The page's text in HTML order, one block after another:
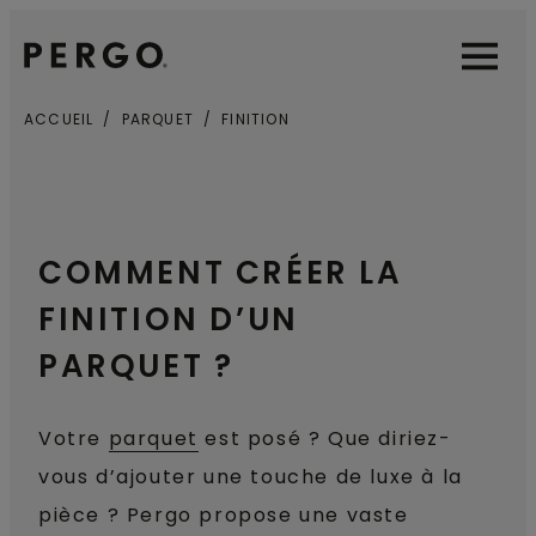
OpenOpen
ACCUEIL PARQUET FINITION
COMMENT CRÉER LA
FINITION D’UN
PARQUET ?
Votre parquet est posé ? Que diriez-
vous d’ajouter une touche de luxe à la
pièce ? Pergo propose une vaste